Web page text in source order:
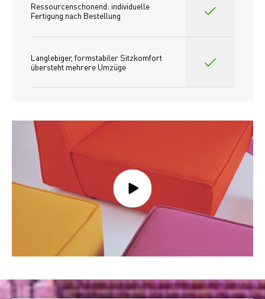
Ressourcenschonend: individuelle
Fertigung nach Bestellung
Langlebiger, formstabiler Sitzkomfort
übersteht mehrere Umzüge